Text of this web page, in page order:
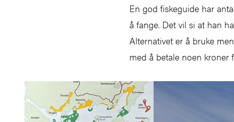
En god fiskeguide har
å fange. Det vil si at han
Alternativet er å bruke
med å betale noen kroner